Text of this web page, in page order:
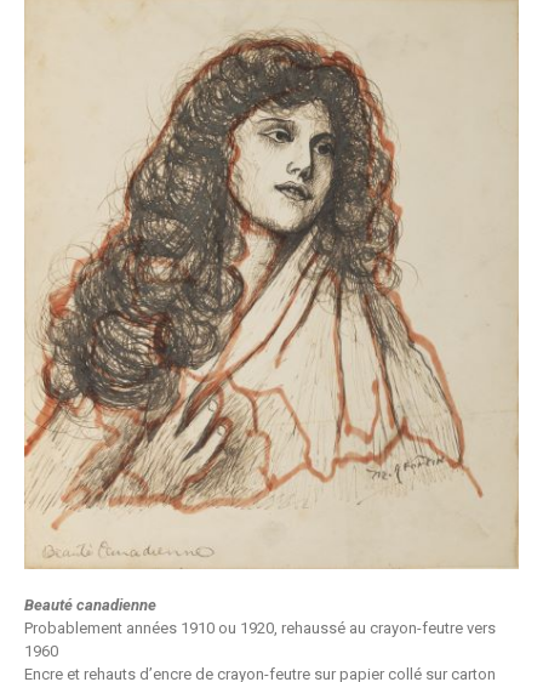
Beauté canadienne
Probablement années 1910 ou 1920, rehaussé au crayon-feutre vers
1960
Encre et rehauts d’encre de crayon-feutre sur papier collé sur carton